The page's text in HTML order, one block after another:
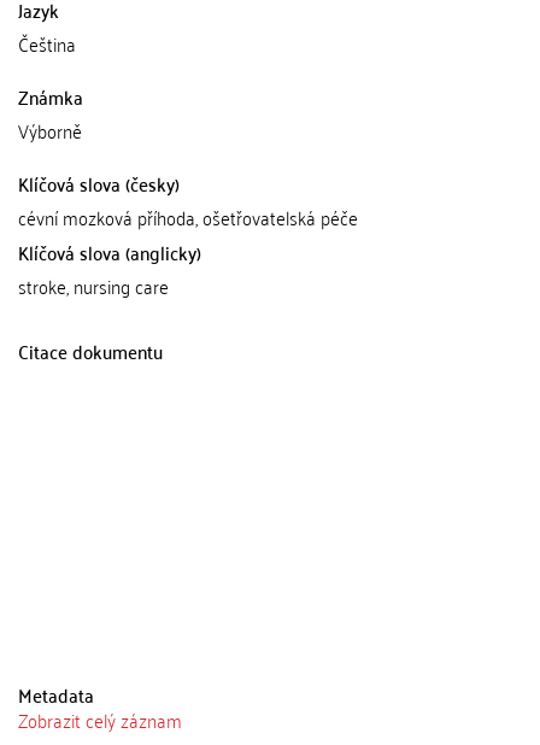
Jazyk
Čeština
Známka
Výborně
Klíčová slova (česky)
cévní mozková příhoda, ošetřovatelská péče
Klíčová slova (anglicky)
stroke, nursing care
Citace dokumentu
Metadata
Zobrazit celý záznam